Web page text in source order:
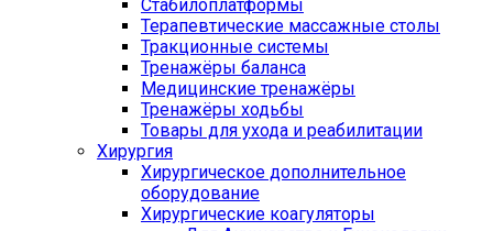
Стабилоплатформы
Терапевтические массажные столы
Тракционные системы
Тренажёры баланса
Медицинские тренажёры
Тренажёры ходьбы
Товары для ухода и реабилитации
Хирургия
Хирургическое дополнительное
оборудование
Хирургические коагуляторы